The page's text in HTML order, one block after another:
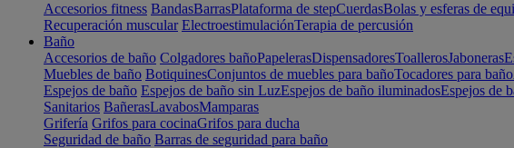
Accesorios fitness BandasBarrasPlataforma de stepCuerdasBolas y esferas de
Recuperación muscular ElectroestimulaciónTerapia de percusión
Baño
Accesorios de baño Colgadores bañoPapelerasDispensadoresToallerosJaboneras
Muebles de baño BotiquinesConjuntos de muebles para bañoTocadores para baño
Espejos de baño Espejos de baño sin LuzEspejos de baño iluminadosEspejos de
Sanitarios BañerasLavabosMamparas
Grifería Grifos para cocinaGrifos para ducha
Seguridad de baño Barras de seguridad para baño